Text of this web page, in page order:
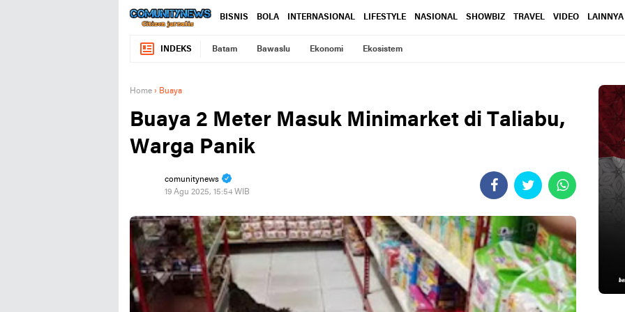
BISNIS BOLA INTERNASIONAL LIFESTYLE NASIONAL SHOWBIZ TRAVEL VIDEO LAINNYA
INDEKS Batam Bawaslu Ekonomi Ekosistem
Home › Buaya
Buaya 2 Meter Masuk Minimarket di Taliabu,
Warga Panik
comunitynews
19 Agu 2025, 15:54 WIB